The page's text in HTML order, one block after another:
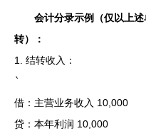
会计分录示例（仅以上
转）：
1. 结转收入：
`
借：主营业务收入 10,000
贷：本年利润 10,000